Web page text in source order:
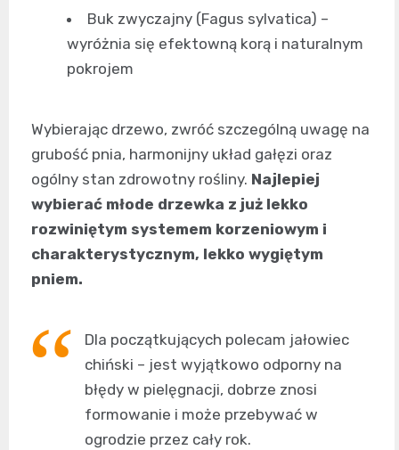
Buk zwyczajny (Fagus sylvatica) –
wyróżnia się efektowną korą i naturalnym
pokrojem
Wybierając drzewo, zwróć szczególną uwagę na
grubość pnia, harmonijny układ gałęzi oraz
ogólny stan zdrowotny rośliny. Najlepiej
wybierać młode drzewka z już lekko
rozwiniętym systemem korzeniowym i
charakterystycznym, lekko wygiętym
pniem.
Dla początkujących polecam jałowiec
chiński – jest wyjątkowo odporny na
błędy w pielęgnacji, dobrze znosi
formowanie i może przebywać w
ogrodzie przez cały rok.